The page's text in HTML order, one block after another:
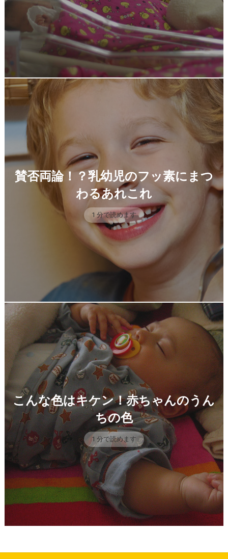
賛否両論！？乳幼児のフッ素にまつ
わるあれこれ
1 分で読めます
こんな色はキケン！赤ちゃんのうん
ちの色
1 分で読めます